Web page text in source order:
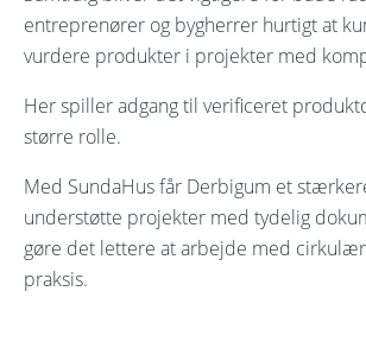
entreprenører og bygherrer hurtigt at
vurdere produkter i projekter med
Her spiller adgang til verificeret
større rolle.
Med SundaHus får Derbigum et
understøtte projekter med tydelig
gøre det lettere at arbejde med
praksis.